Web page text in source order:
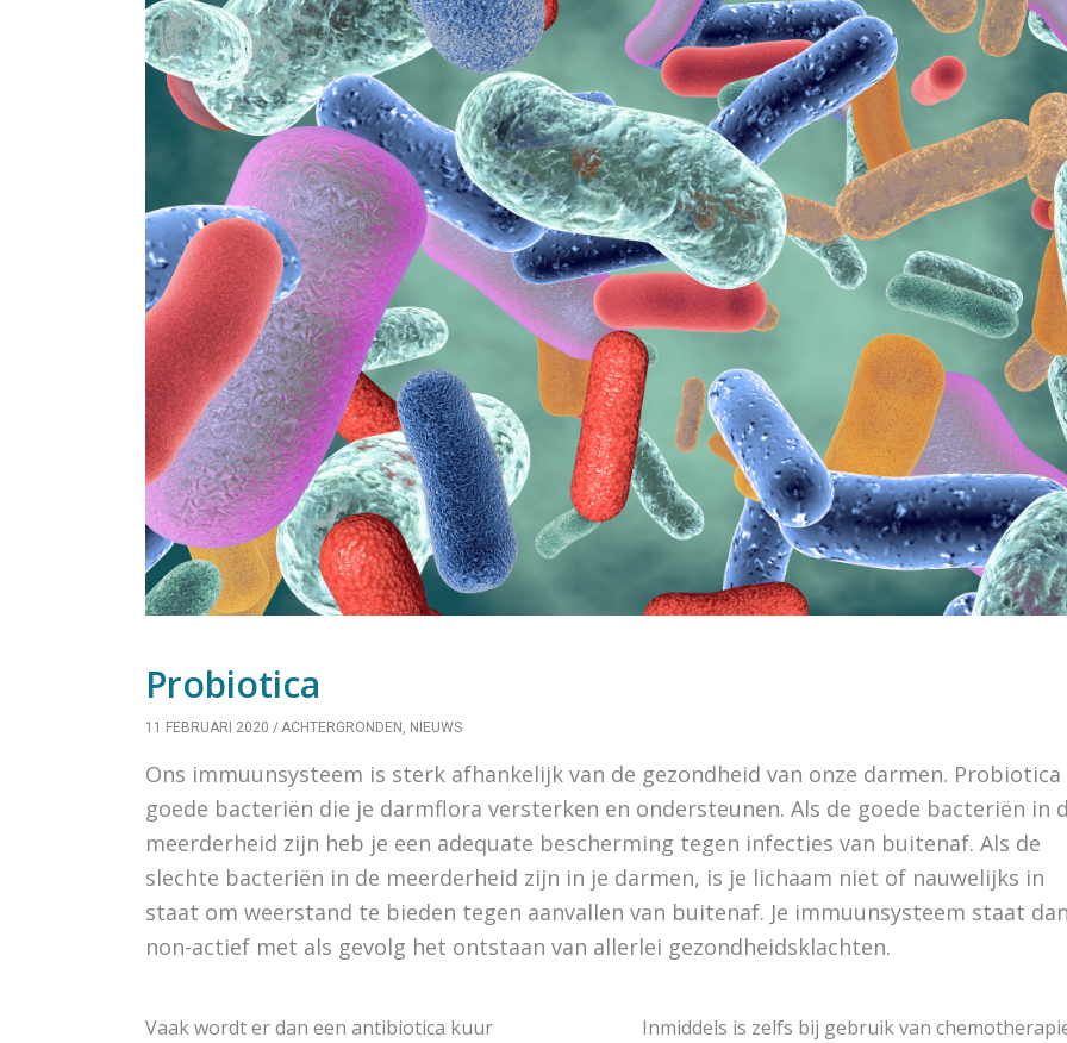
Probiotica
11 FEBRUARI 2020 ACHTERGRONDEN , NIEUWS
Ons immuunsysteem is sterk afhankelijk van de gezondheid van onze darmen.
goede bacteriën die je darmflora versterken en ondersteunen. Als de goede bacteriën in
meerderheid zijn heb je een adequate bescherming tegen infecties van buitenaf. Als de
slechte bacteriën in de meerderheid zijn in je darmen, is je lichaam niet of nauwelijks in
staat om weerstand te bieden tegen aanvallen van buitenaf. Je immuunsysteem staat
non-actief met als gevolg het ontstaan van allerlei gezondheidsklachten.
Vaak wordt er dan een antibiotica kuur
Inmiddels is zelfs bij gebruik van